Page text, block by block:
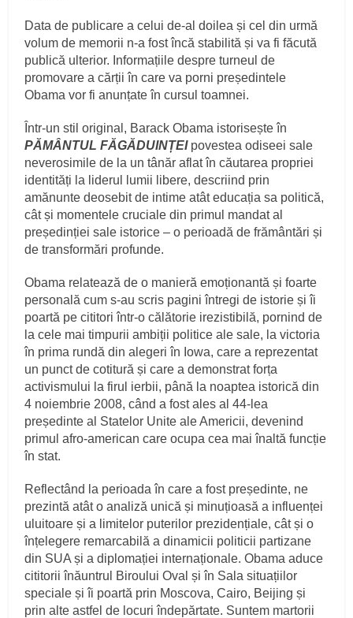
Data de publicare a celui de-al doilea și cel din urmă
volum de memorii n-a fost încă stabilită și va fi făcută
publică ulterior. Informațiile despre turneul de
promovare a cărții în care va porni președintele
Obama vor fi anunțate în cursul toamnei.
Într-un stil original, Barack Obama istorisește în
PĂMÂNTUL FĂGĂDUINȚEI povestea odiseei sale
neverosimile de la un tânăr aflat în căutarea propriei
identități la liderul lumii libere, descriind prin
amănunte deosebit de intime atât educația sa politică,
cât și momentele cruciale din primul mandat al
președinției sale istorice – o perioadă de frământări și
de transformări profunde.
Obama relatează de o manieră emoționantă și foarte
personală cum s-au scris pagini întregi de istorie și îi
poartă pe cititori într-o călătorie irezistibilă, pornind de
la cele mai timpurii ambiții politice ale sale, la victoria
în prima rundă din alegeri în Iowa, care a reprezentat
un punct de cotitură și care a demonstrat forța
activismului la firul ierbii, până la noaptea istorică din
4 noiembrie 2008, când a fost ales al 44-lea
președinte al Statelor Unite ale Americii, devenind
primul afro-american care ocupa cea mai înaltă funcție
în stat.
Reflectând la perioada în care a fost președinte, ne
prezintă atât o analiză unică și minuțioasă a influenței
uluitoare și a limitelor puterilor prezidențiale, cât și o
înțelegere remarcabilă a dinamicii politicii partizane
din SUA și a diplomației internaționale. Obama aduce
cititorii înăuntrul Biroului Oval și în Sala situațiilor
speciale și îi poartă prin Moscova, Cairo, Beijing și
prin alte astfel de locuri îndepărtate. Suntem martorii